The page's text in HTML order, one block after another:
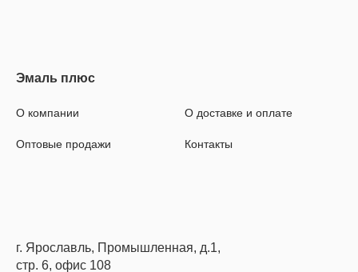
О компании
Оптовые продажи
О доставке и оплате
Контакты
г. Ярославль, Промышленная, д.1,
стр. 6, офис 108